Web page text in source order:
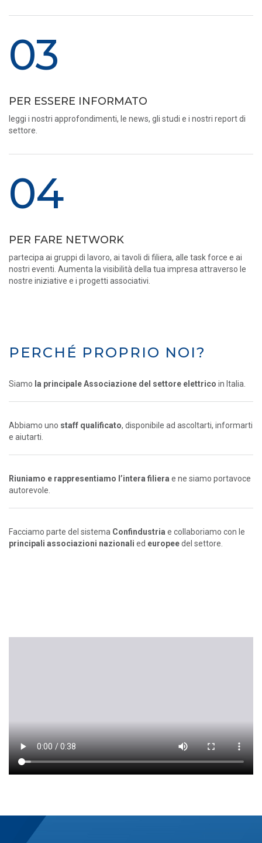
03
PER ESSERE INFORMATO
leggi i nostri approfondimenti, le news, gli studi e i nostri report di
settore.
04
PER FARE NETWORK
partecipa ai gruppi di lavoro, ai tavoli di filiera, alle task force e ai
nostri eventi. Aumenta la visibilità della tua impresa attraverso le
nostre iniziative e i progetti associativi.
PERCHÉ PROPRIO NOI?
Siamo la principale Associazione del settore elettrico in Italia.
Abbiamo uno staff qualificato, disponibile ad ascoltarti, informarti
e aiutarti.
Riuniamo e rappresentiamo l’intera filiera e ne siamo portavoce
autorevole.
Facciamo parte del sistema Confindustria e collaboriamo con le
principali associazioni nazionali ed europeedel settore.